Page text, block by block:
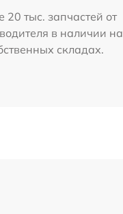
20 тыс. запчастей от
в наличии на
складах.